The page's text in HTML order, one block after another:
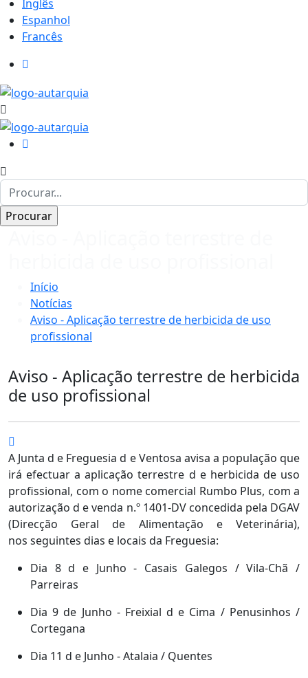
Inglês
Espanhol
Francês
Início
Notícias
Aviso - Aplicação terrestre de herbicida de uso
profissional
Aviso - Aplicação terrestre de herbicida
de uso profissional
A Junta d e Freguesia d e Ventosa avisa a população que
irá efectuar a aplicação terrestre d e herbicida de uso
profissional, com o nome comercial Rumbo Plus, com a
autorização d e venda n.º 1401-DV concedida pela DGAV
(Direcção Geral de Alimentação e Veterinária),
nos seguintes dias e locais da Freguesia:
Dia 8 d e Junho - Casais Galegos / Vila-Chã /
Parreiras
Dia 9 de Junho - Freixial d e Cima / Penusinhos /
Cortegana
Dia 11 d e Junho - Atalaia / Quentes